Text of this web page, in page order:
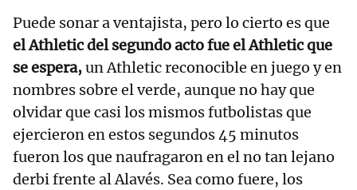
Puede sonar a ventajista, pero lo cierto es que
el Athletic del segundo acto fue el Athletic que
se espera,un Athletic reconocible en juego y en
nombres sobre el verde, aunque no hay que
olvidar que casi los mismos futbolistas que
ejercieron en estos segundos 45 minutos
fueron los que naufragaron en el no tan lejano
derbi frente al Alavés. Sea como fuere, los